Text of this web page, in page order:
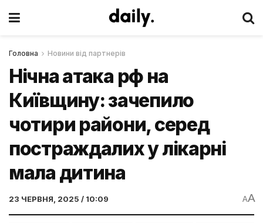
Головна Новини від партнерів
Нічна атака рф на
Київщину: зачепило
чотири райони, серед
постраждалих у лікарні
мала дитина
23 ЧЕРВНЯ, 2025 / 10:09 AA